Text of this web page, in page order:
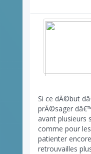
Si ce dÃ©but
prÃ©sager
avant plusieurs
comme pour
patienter
retrouvailles